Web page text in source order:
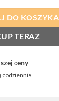
DO KOSZYKA
TERAZ
ceny
codziennie